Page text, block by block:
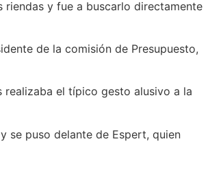
y fue a buscarlo directamente
de la comisión de Presupuesto,
realizaba el típico gesto alusivo a la
se puso delante de Espert, quien